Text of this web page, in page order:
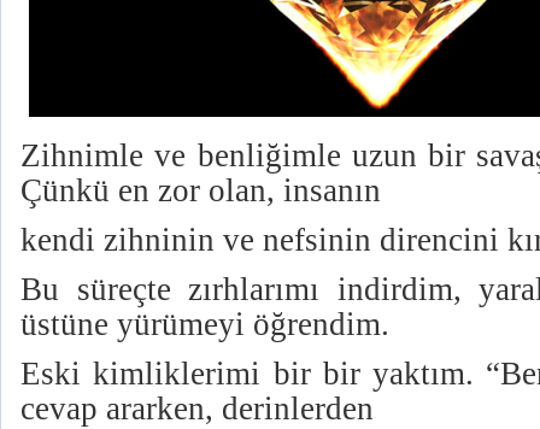
Zihnimle ve benliğimle uzun bir
Çünkü en zor olan, insanın
kendi zihninin ve nefsinin direncini
Bu süreçte zırhlarımı indirdim,
üstüne yürümeyi öğrendim.
Eski kimliklerimi bir bir yaktım.
cevap ararken, derinlerden